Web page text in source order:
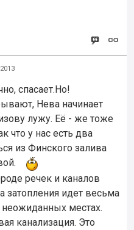
спасает.Но!
Нева начинает
лужу. Её - же тоже
что у нас есть два
из Финского залива
речек и каналов
затопления идет весьма
местах.
канализация. Это